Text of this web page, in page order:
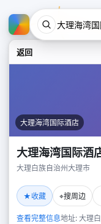
返回
大理海湾国际酒店
大理海湾国际酒
大理白族自治州大理市
★收藏 ⌖搜周边
查看完整信息地址: 大理